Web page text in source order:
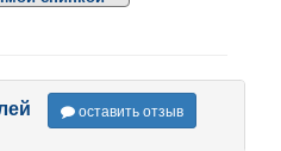
оставить отзыв